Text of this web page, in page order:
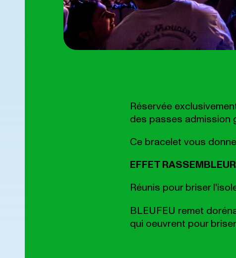
Réservée
des passes admission
Ce bracelet vous
EFFET RASSEMBLEUR
Réunis pour briser
BLEUFEU remet
qui oeuvrent pour